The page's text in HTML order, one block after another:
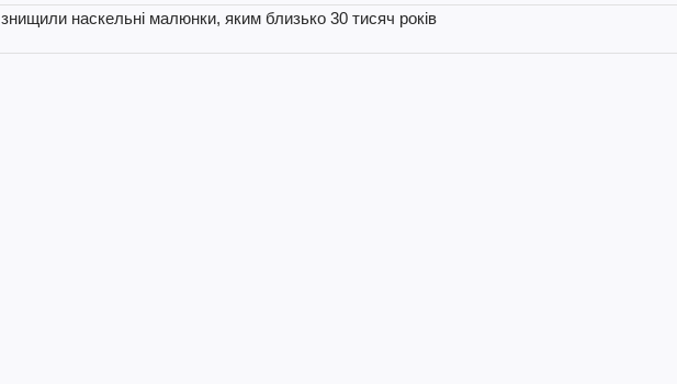
наскельні малюнки, яким близько 30 тисяч років